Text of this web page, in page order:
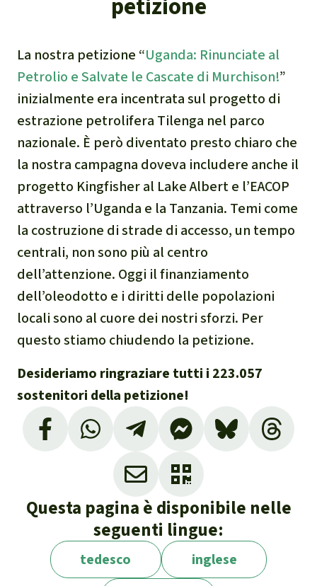
La nostra petizione “Uganda: Rinunciate al
Petrolio e Salvate le Cascate di Murchison!”
inizialmente era incentrata sul progetto di
estrazione petrolifera Tilenga nel parco
nazionale. È però diventato presto chiaro che
la nostra campagna doveva includere anche il
progetto Kingfisher al Lake Albert e l’EACOP
attraverso l’Uganda e la Tanzania. Temi come
la costruzione di strade di accesso, un tempo
centrali, non sono più al centro
dell’attenzione. Oggi il finanziamento
dell’oleodotto e i diritti delle popolazioni
locali sono al cuore dei nostri sforzi. Per
questo stiamo chiudendo la petizione.
Desideriamo ringraziare tutti i 223.057
sostenitori della petizione!
Questa pagina è disponibile nelle
seguenti lingue:
tedesco
inglese